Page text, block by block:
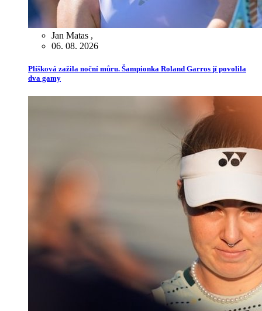
Jan Matas ,
06. 08. 2026
Plíšková zažila noční můru. Šampionka Roland Garros jí povolila
dva gamy